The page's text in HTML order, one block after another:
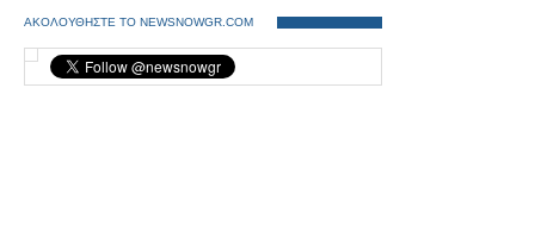
ΑΚΟΛΟΥΘΗΣΤΕ ΤΟ NEWSNOWGR.COM